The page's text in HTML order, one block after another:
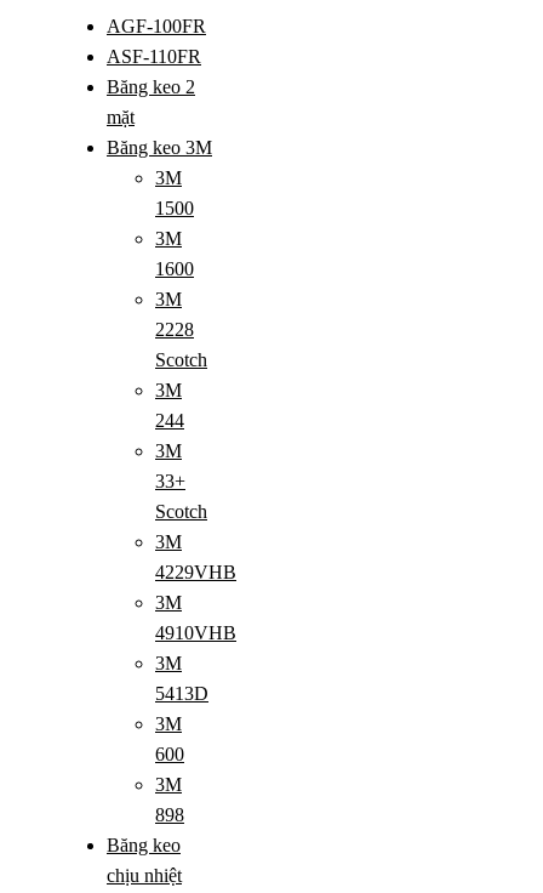
AGF-100FR
ASF-110FR
Băng keo 2
mặt
Băng keo 3M
3M
1500
3M
1600
3M
2228
Scotch
3M
244
3M
33+
Scotch
3M
4229VHB
3M
4910VHB
3M
5413D
3M
600
3M
898
Băng keo
chịu nhiệt